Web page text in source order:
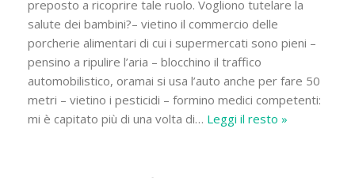
preposto a ricoprire tale ruolo. Vogliono tutelare la
salute dei bambini?– vietino il commercio delle
porcherie alimentari di cui i supermercati sono pieni –
pensino a ripulire l’aria – blocchino il traffico
automobilistico, oramai si usa l’auto anche per fare 50
metri – vietino i pesticidi – formino medici competenti:
mi è capitato più di una volta di… Leggi il resto »